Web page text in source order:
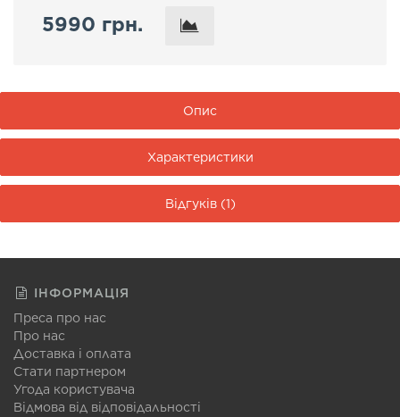
5990 грн.
Опис
Характеристики
Відгуків (1)
ІНФОРМАЦІЯ
Преса про нас
Про нас
Доставка і оплата
Стати партнером
Угода користувача
Відмова від відповідальності